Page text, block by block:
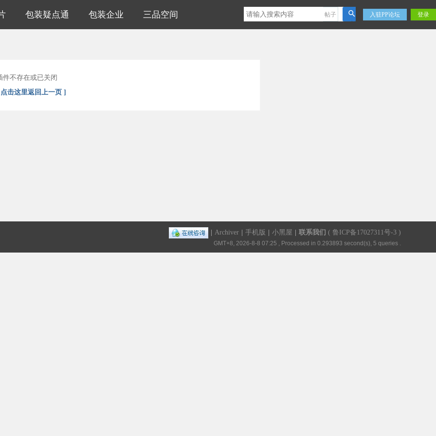
包装疑点通 包装企业 三品空间 入驻PP论坛 登录
帖子
件不存在或已关闭
击这里返回上一页 ]
Archiver 手机版 小黑屋 联系我们 ( 鲁ICP备17027311号-3 )
GMT+8, 2026-8-8 07:25 , Processed in 0.293893 second(s), 5 queries .